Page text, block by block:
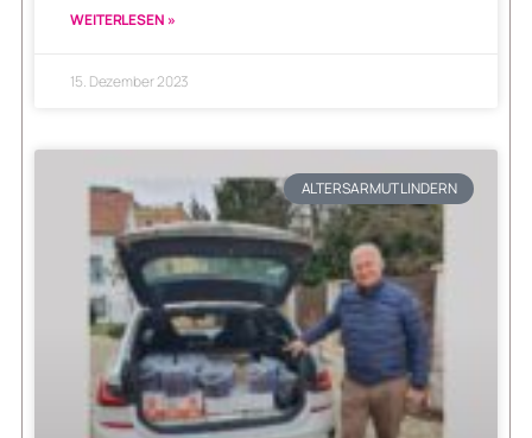
WEITERLESEN »
15. Dezember 2023
ALTERSARMUT LINDERN